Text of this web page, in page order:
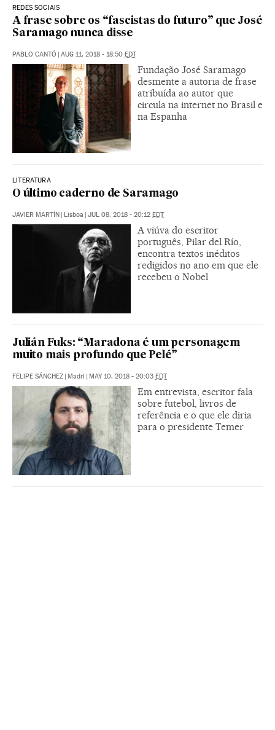
REDES SOCIAIS
A frase sobre os “fascistas do futuro” que José
Saramago nunca disse
PABLO CANTÓ AUG 11, 2018 - 18:50 EDT
Fundação José Saramago
desmente a autoria de frase
atribuída ao autor que
circula na internet no Brasil e
na Espanha
LITERATURA
O último caderno de Saramago
JAVIER MARTÍN | Lisboa | JUL 08, 2018 - 20:12 EDT
A viúva do escritor
português, Pilar del Río,
encontra textos inéditos
redigidos no ano em que ele
recebeu o Nobel
Julián Fuks: “Maradona é um personagem
muito mais profundo que Pelé”
FELIPE SÁNCHEZ | Madri | MAY 10, 2018 - 20:03 EDT
Em entrevista, escritor fala
sobre futebol, livros de
referência e o que ele diria
para o presidente Temer